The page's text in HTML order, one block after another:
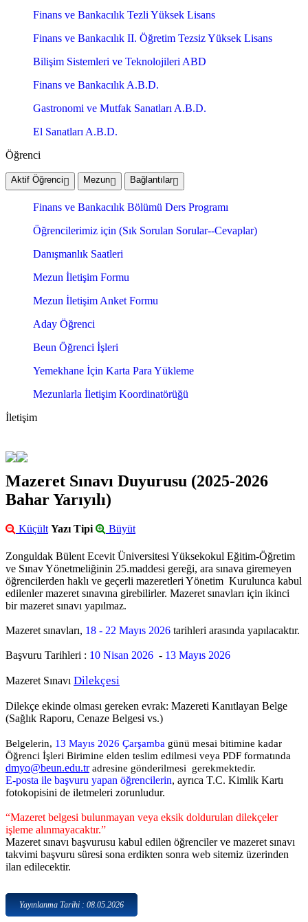
Finans ve Bankacılık Tezli Yüksek Lisans
Finans ve Bankacılık II. Öğretim Tezsiz Yüksek Lisans
Bilişim Sistemleri ve Teknolojileri ABD
Finans ve Bankacılık A.B.D.
Gastronomi ve Mutfak Sanatları A.B.D.
El Sanatları A.B.D.
Öğrenci
Aktif Öğrenci Mezun Bağlantılar
Finans ve Bankacılık Bölümü Ders Programı
Öğrencilerimiz için (Sık Sorulan Sorular--Cevaplar)
Danışmanlık Saatleri
Mezun İletişim Formu
Mezun İletişim Anket Formu
Aday Öğrenci
Beun Öğrenci İşleri
Yemekhane İçin Karta Para Yükleme
Mezunlarla İletişim Koordinatörüğü
İletişim
Mazeret Sınavı Duyurusu (2025-2026
Bahar Yarıyılı)
Küçült Yazı Tipi Büyüt
Zonguldak Bülent Ecevit Üniversitesi Yüksekokul Eğitim-Öğretim
ve Sınav Yönetmeliğinin 25.maddesi gereği, ara sınava giremeyen
öğrencilerden haklı ve geçerli mazeretleri Yönetim Kurulunca kabul
edilenler mazeret sınavına girebilirler. Mazeret sınavları için ikinci
bir mazeret sınavı yapılmaz.
Mazeret sınavları, 18 - 22 Mayıs 2026 tarihleri arasında yapılacaktır.
Başvuru Tarihleri : 10 Nisan 2026 - 13 Mayıs 2026
Mazeret Sınavı Dilekçesi
Dilekçe ekinde olması gereken evrak: Mazereti Kanıtlayan Belge
(Sağlık Raporu, Cenaze Belgesi vs.)
Belgelerin, 13 Mayıs 2026 Çarşamba günü mesai bitimine kadar
Öğrenci İşleri Birimine elden teslim edilmesi veya PDF formatında
dmyo@beun.edu.tr adresine gönderilmesi gerekmektedir.
E-posta ile başvuru yapan öğrencilerin, ayrıca T.C. Kimlik Kartı
fotokopisini de iletmeleri zorunludur.
“Mazeret belgesi bulunmayan veya eksik doldurulan dilekçeler
işleme alınmayacaktır.”
Mazeret sınavı başvurusu kabul edilen öğrenciler ve mazeret sınavı
takvimi başvuru süresi sona erdikten sonra web sitemiz üzerinden
ilan edilecektir.
Yayınlanma Tarihi : 08.05.2026